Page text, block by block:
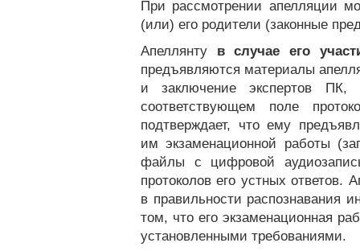
При рассмотрении апелляции
(или) его родители (законные
Апеллянту в случае его
предъявляются материалы
и заключение экспертов
соответствующем поле
подтверждает, что ему
им экзаменационной работы
файлы с цифровой
протоколов его устных ответов.
в правильности распознавания
том, что его экзаменационная
установленными требованиями.